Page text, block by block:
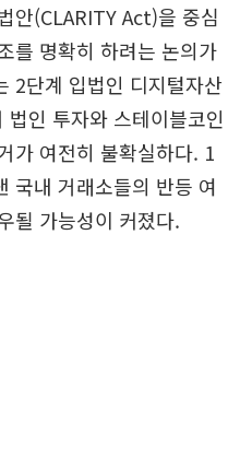
안(CLARITY Act)을 중심
를 명확히 하려는 논의가
2단계 입법인 디지털자산
인 투자와 스테이블코인
가 여전히 불확실하다. 1
국내 거래소들의 반등 여
될 가능성이 커졌다.